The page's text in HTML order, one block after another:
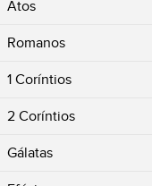
Atos
Romanos
1 Coríntios
2 Coríntios
Gálatas